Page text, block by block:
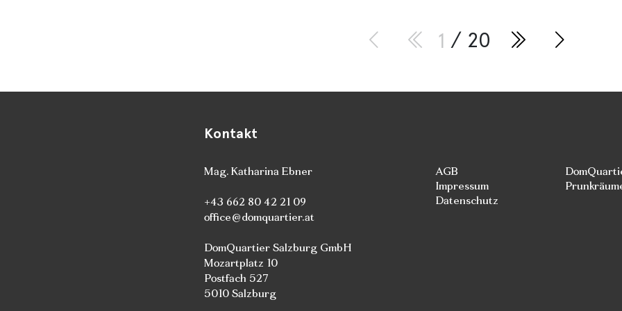
1 / 20
Kontakt
Mag. Katharina Ebner
+43 662 80 42 21 09
office@domquartier.at
DomQuartier Salzburg GmbH
Mozartplatz 10
Postfach 527
5010 Salzburg
AGB
Impressum
Datenschutz